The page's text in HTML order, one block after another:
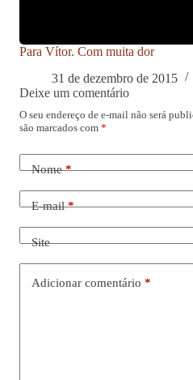
Para Vítor. Com muita dor
31 de dezembro de 2015
Deixe um comentário
O seu endereço de e-mail não será
são marcados com *
Nome*
E-mail*
Site
Adicionar comentário *